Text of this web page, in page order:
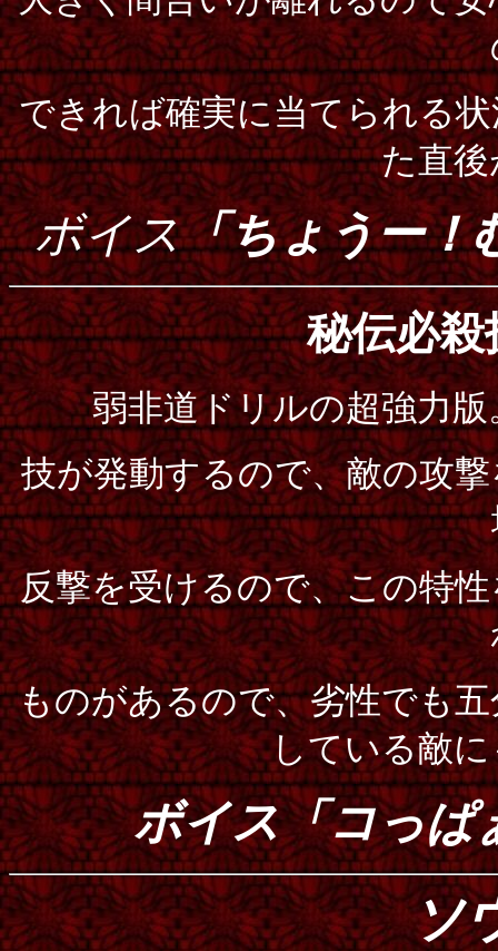
できれば確実に当てられる
た直
ボイス「ちょうー！
秘伝必
弱非道ドリルの超強力
技が発動するので、敵の攻
反撃を受けるので、この特
ものがあるので、劣性でも
している敵
ボイス「コっぱ
ソ